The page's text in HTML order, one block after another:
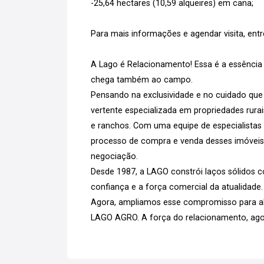
-25,64 hectares (10,59 alqueires) em cana;
Para mais informações e agendar visita,
A Lago é Relacionamento! Essa é a
chega também ao campo.
Pensando na exclusividade e no cuidado
vertente especializada em propriedades
e ranchos. Com uma equipe de
processo de compra e venda desses
negociação.
Desde 1987, a LAGO constrói laços sólidos
confiança e a força comercial da atualidade.
Agora, ampliamos esse compromisso para
LAGO AGRO. A força do relacionamento,